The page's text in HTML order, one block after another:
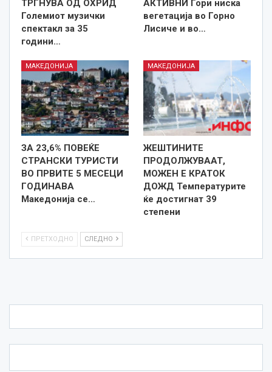
ТРГНУВА ОД ОХРИД
Големиот музички
спектакл за 35
години…
АКТИВНИ Гори ниска
вегетација во Горно
Лисиче и во…
МАКЕДОНИЈА
ЗА 23,6% ПОВЕЌЕ
СТРАНСКИ ТУРИСТИ
ВО ПРВИТЕ 5 МЕСЕЦИ
ГОДИНАВА
Македонија се…
МАКЕДОНИЈА
ЖЕШТИНИТЕ
ПРОДОЛЖУВААТ,
МОЖЕН Е КРАТОК
ДОЖД Температурите
ќе достигнат 39
степени
ПРЕТХОДНО СЛЕДНО